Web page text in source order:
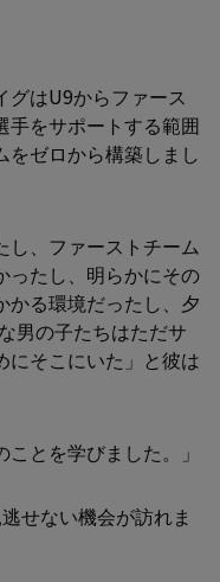
グはU9からファース
手をサポートする範囲
をゼロから構築しまし
し、ファーストチーム
ったし、明らかにその
かる環境だったし、夕
男の子たちはただサ
にそこにいた」と彼は
とを学びました。」
せない機会が訪れま